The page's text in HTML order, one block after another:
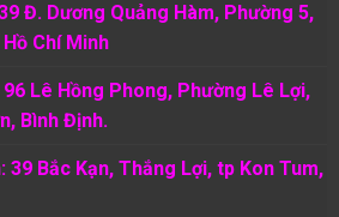
Đ. Dương Quảng Hàm, Phường 5,
Chí Minh
Lê Hồng Phong, Phường Lê Lợi,
Bình Định.
Bắc Kạn, Thắng Lợi, tp Kon Tum,